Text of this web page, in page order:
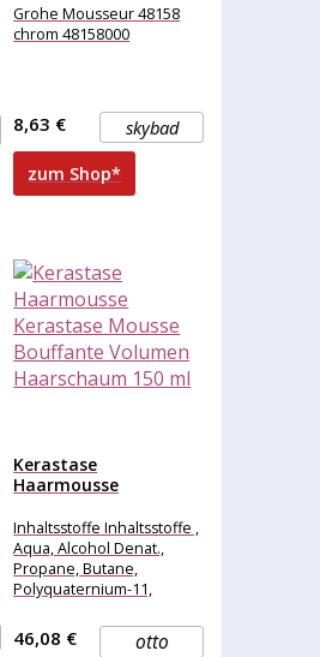
Grohe Mousseur 48158
chrom 48158000
skybad
8,63 €
zum Shop*
Kerastase
Haarmousse
Bouffante Volumen
Haarschaum...
Inhaltsstoffe Inhaltsstoffe ,
Aqua, Alcohol Denat.,
Propane, Butane,
Polyquaternium-11,
Phenoxyethanol,
Panthenol, Laureth-4,
otto
46,08 €